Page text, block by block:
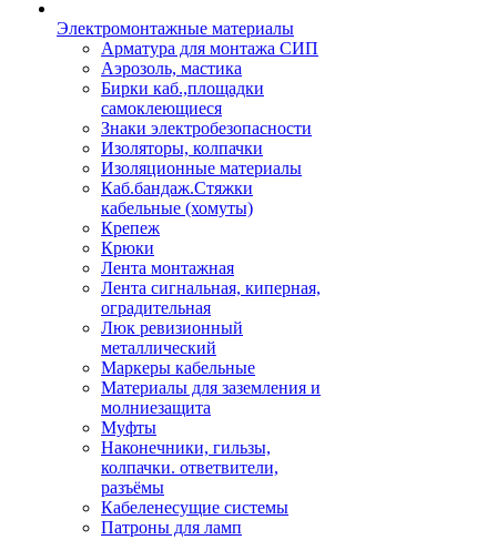
Электромонтажные материалы
Арматура для монтажа СИП
Аэрозоль, мастика
Бирки каб.,площадки
самоклеющиеся
Знаки электробезопасности
Изоляторы, колпачки
Изоляционные материалы
Каб.бандаж.Стяжки
кабельные (хомуты)
Крепеж
Крюки
Лента монтажная
Лента сигнальная, киперная,
оградительная
Люк ревизионный
металлический
Маркеры кабельные
Материалы для заземления и
молниезащита
Муфты
Наконечники, гильзы,
колпачки. ответвители,
разъёмы
Кабеленесущие системы
Патроны для ламп